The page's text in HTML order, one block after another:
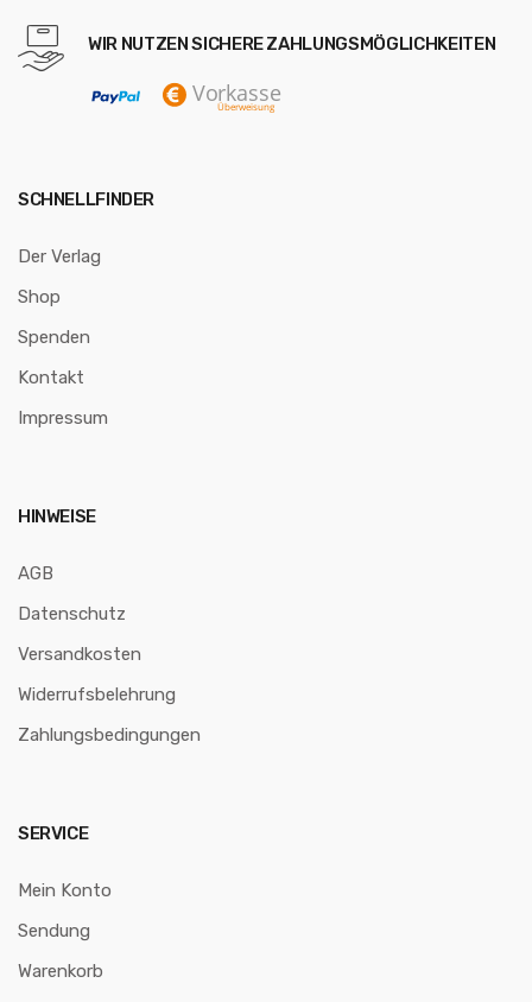
WIR NUTZEN SICHERE ZAHLUNGSMÖGLICHKEITEN
SCHNELLFINDER
Der Verlag
Shop
Spenden
Kontakt
Impressum
HINWEISE
AGB
Datenschutz
Versandkosten
Widerrufsbelehrung
Zahlungsbedingungen
SERVICE
Mein Konto
Sendung
Warenkorb